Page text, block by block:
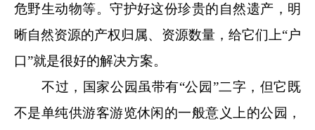
危野生动物等。守护好这份珍贵的自然遗产，明
晰自然资源的产权归属、资源数量，给它们上“户
口”就是很好的解决方案。
不过，国家公园虽带有“公园”二字，但它既
不是单纯供游客游览休闲的一般意义上的公园，